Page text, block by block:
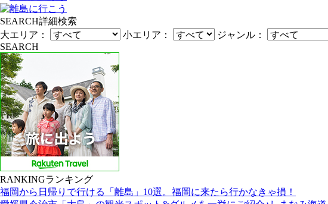
SEARCH詳細検索
大エリア：
小エリア： ジャンル：
SEARCH
RANKINGランキング
福岡から日帰りで行ける「離島」10選。福岡に来たら行かなきゃ損！